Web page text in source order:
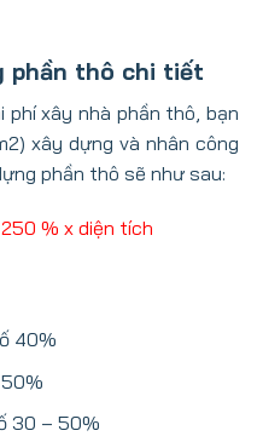
phần thô chi tiết
xây nhà phần thô, bạn
xây dựng và nhân công
phần thô sẽ như sau:
% x diện tích
40%
30 – 50%